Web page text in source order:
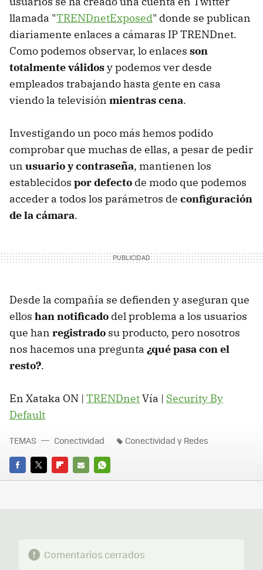
llamada "TRENDnetExposed" donde se publican
diariamente enlaces a cámaras IP TRENDnet.
Como podemos observar, lo enlaces son
totalmente válidosy podemos ver desde
empleados trabajando hasta gente en casa
viendo la televisión mientras cena.
Investigando un poco más hemos podido
comprobar que muchas de ellas, a pesar de pedir
un usuario y contraseña, mantienen los
establecidos por defecto de modo que podemos
acceder a todos los parámetros de configuración
de la cámara.
Desde la compañía se defienden y aseguran que
ellos han notificado del problema a los usuarios
que han registrado su producto, pero nosotros
nos hacemos una pregunta ¿qué pasa con el
resto?.
En Xataka ON | TRENDnetVía | Security By
Default
FACEBOOK
TWITTERFLIPBOARD
E-
WHATSAPP
TEMAS Conectividad Conectividad y Redes
Comentarios cerrados